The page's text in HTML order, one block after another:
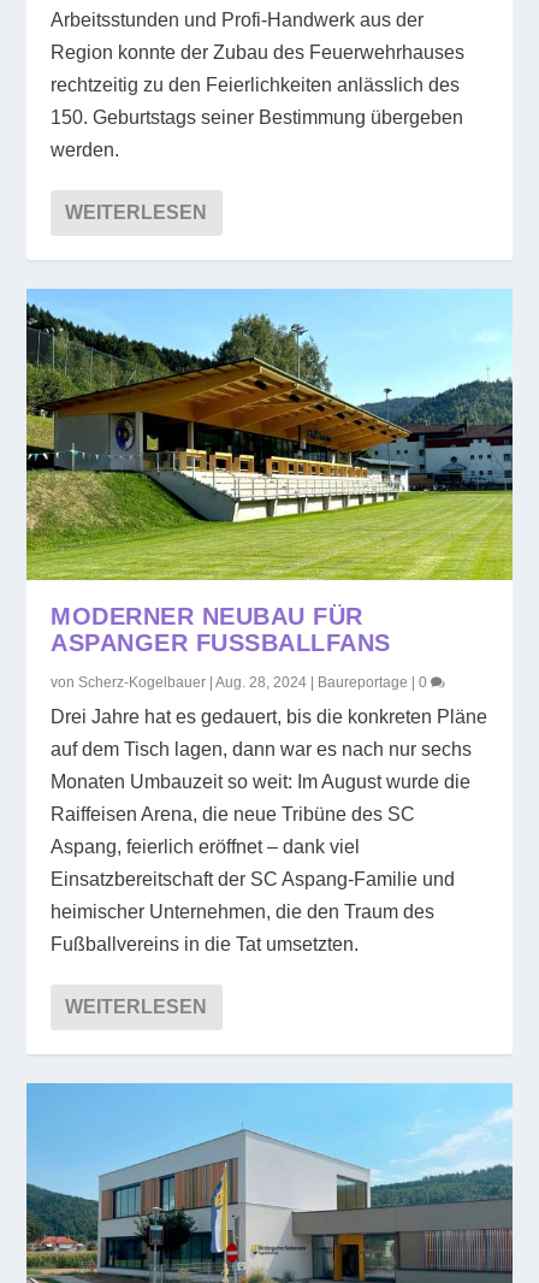
Arbeitsstunden und Profi-Handwerk aus der
Region konnte der Zubau des Feuerwehrhauses
rechtzeitig zu den Feierlichkeiten anlässlich des
150. Geburtstags seiner Bestimmung übergeben
werden.
WEITERLESEN
MODERNER NEUBAU FÜR
ASPANGER FUSSBALLFANS
vonScherz-Kogelbauer |Aug. 28, 2024 | Baureportage |0
Drei Jahre hat es gedauert, bis die konkreten Pläne
auf dem Tisch lagen, dann war es nach nur sechs
Monaten Umbauzeit so weit: Im August wurde die
Raiffeisen Arena, die neue Tribüne des SC
Aspang, feierlich eröffnet – dank viel
Einsatzbereitschaft der SC Aspang-Familie und
heimischer Unternehmen, die den Traum des
Fußballvereins in die Tat umsetzten.
WEITERLESEN